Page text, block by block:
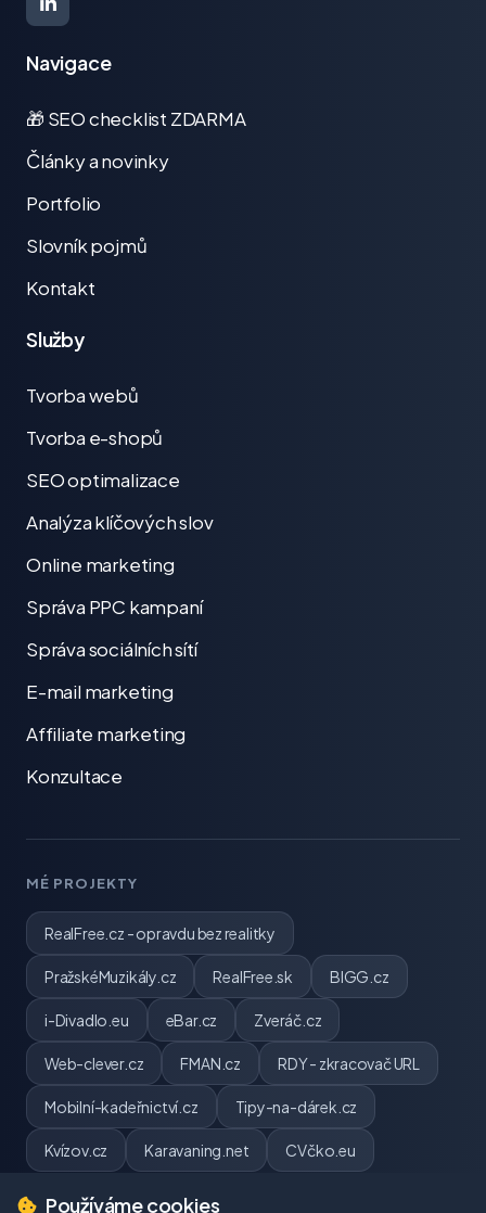
Navigace
🎁 SEO checklist ZDARMA
Články a novinky
Portfolio
Slovník pojmů
Kontakt
Služby
Tvorba webů
Tvorba e-shopů
SEO optimalizace
Analýza klíčových slov
Online marketing
Správa PPC kampaní
Správa sociálních sítí
E-mail marketing
Affiliate marketing
Konzultace
MÉ PROJEKTY
RealFree.cz - opravdu bez realitky
PražskéMuzikály.cz RealFree.sk BIGG.cz
i-Divadlo.eu eBar.cz Zveráč.cz
Web-clever.cz FMAN.cz RDY - zkracovač URL
Mobilní-kadeřnictví.cz Tipy-na-dárek.cz
Kvízov.cz Karavaning.net CVčko.eu
Používáme cookies